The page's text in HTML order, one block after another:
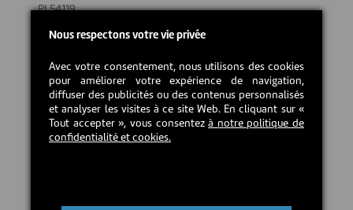
PL54119
5,00 CAD$
Retour en stock estimé :2026-09-21
Précommander
Nous respectons votre vie privée
Avec votre consentement, nous utilisons des cookies
pour améliorer votre expérience de navigation,
diffuser des publicités ou des contenus personnalisés
et analyser les visites à ce site Web. En cliquant sur «
Tout accepter », vous consentezà notre politique de
confidentialité et cookies.